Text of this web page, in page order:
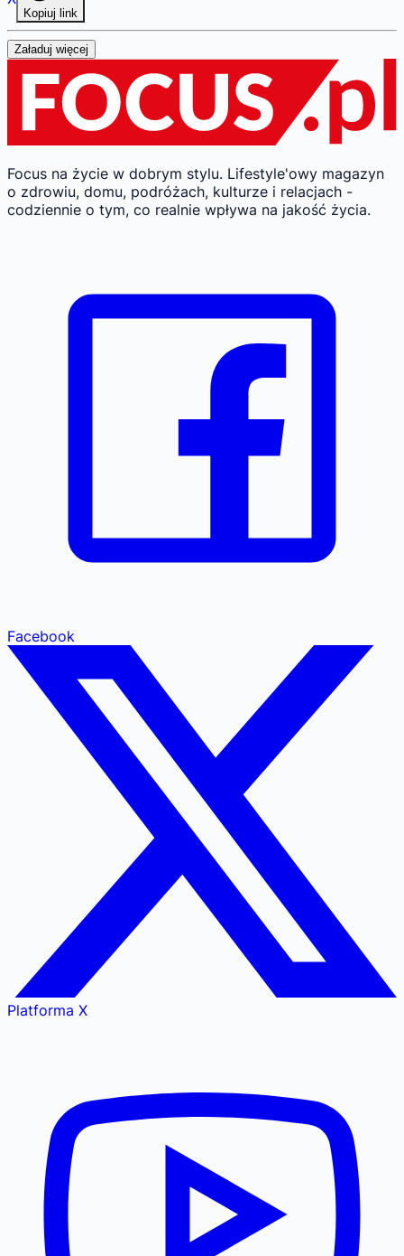
Kopiuj link
Załaduj więcej
Focus na życie w dobrym stylu. Lifestyle'owy magazyn
o zdrowiu, domu, podróżach, kulturze i relacjach -
codziennie o tym, co realnie wpływa na jakość życia.
Facebook
Platforma X